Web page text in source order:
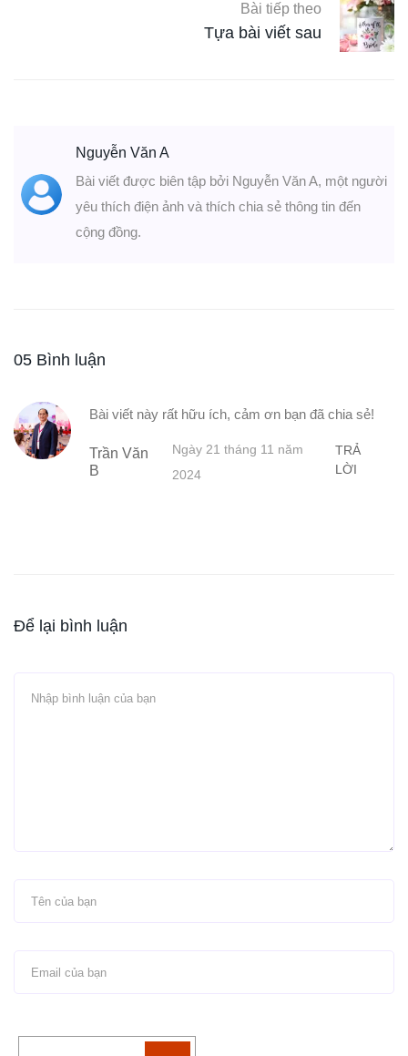
Bài tiếp theo
Tựa bài viết sau
Nguyễn Văn A
Bài viết được biên tập bởi Nguyễn Văn A, một người
yêu thích điện ảnh và thích chia sẻ thông tin đến
cộng đồng.
05 Bình luận
Bài viết này rất hữu ích, cảm ơn bạn đã chia sẻ!
Trần Văn
B
Ngày 21 tháng 11 năm
2024
TRẢ
LỜI
Để lại bình luận